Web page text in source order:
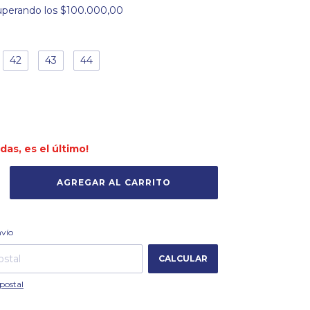
los $100.000,00
42 43 44
es el último!
CALCULAR